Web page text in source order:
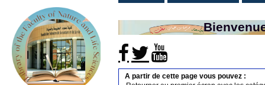
A partir de cette page vous pouvez :